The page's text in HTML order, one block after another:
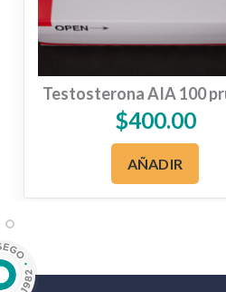
Testosterona AIA 100
$400.00
AÑADIR